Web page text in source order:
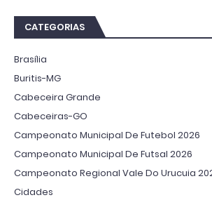
CATEGORIAS
Brasília
Buritis-MG
Cabeceira Grande
Cabeceiras-GO
Campeonato Municipal De Futebol 2026
Campeonato Municipal De Futsal 2026
Campeonato Regional Vale Do Urucuia
Cidades